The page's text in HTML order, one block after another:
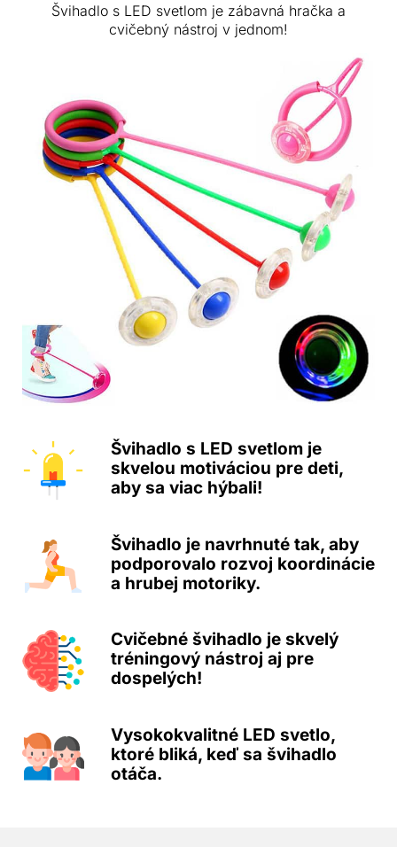
Švihadlo s LED svetlom je zábavná hračka a
cvičebný nástroj v jednom!
Švihadlo s LED svetlom je
skvelou motiváciou pre deti,
aby sa viac hýbali!
Švihadlo je navrhnuté tak, aby
podporovalo rozvoj koordinácie
a hrubej motoriky.
Cvičebné švihadlo je skvelý
tréningový nástroj aj pre
dospelých!
Vysokokvalitné LED svetlo,
ktoré bliká, keď sa švihadlo
otáča.